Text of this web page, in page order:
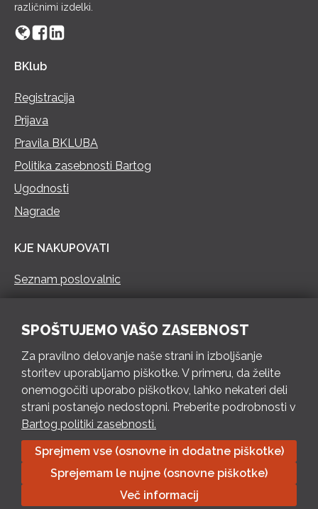
različnimi izdelki.
BKlub
Registracija
Prijava
Pravila BKLUBA
Politika zasebnosti Bartog
Ugodnosti
Nagrade
KJE NAKUPOVATI
Seznam poslovalnic
PON – PET 8 – 18 h / SOB 8 – 12 h
Pošlji e-mail
Izpolni kontaktni obrazec
Bartog d.o.o. Trebnje | ID: SI79128718 | IBAN: SI56 1010 0003
8174 248, Banka Intesa Sanpaolo d.d.| Predsednik Uprave:
Ivan Šantorić | Predsednik Nadzornega odbora: Ilija Tokić |
Delniški kapital: 783.970,08 EUR, plačano v celoti | Obrtniška
SPOŠTUJEMO VAŠO ZASEBNOST
Za pravilno delovanje naše strani in izboljšanje
storitev uporabljamo piškotke. V primeru, da želite
onemogočiti uporabo piškotkov, lahko nekateri deli
strani postanejo nedostopni. Preberite podrobnosti v
Bartog politiki zasebnosti.
Sprejmem vse (osnovne in dodatne piškotke)
Sprejemam le nujne (osnovne piškotke)
Več informacij